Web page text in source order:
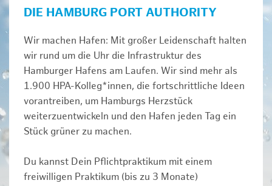
DIE HAMBURG PORT AUTHORITY
Wir machen Hafen: Mit großer Leidenschaft halten
wir rund um die Uhr die Infrastruktur des
Hamburger Hafens am Laufen. Wir sind mehr als
1.900 HPA-Kolleg*innen, die fortschrittliche Ideen
vorantreiben, um Hamburgs Herzstück
weiterzuentwickeln und den Hafen jeden Tag ein
Stück grüner zu machen.
Du kannst Dein Pflichtpraktikum mit einem
freiwilligen Praktikum (bis zu 3 Monate)